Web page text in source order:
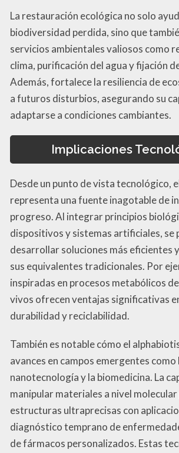
La restauración ecológica no solo
biodiversidad perdida, sino que
servicios ambientales valiosos como
clima, purificación del agua y fijación
Además, fortalece la resiliencia de
a futuros disturbios, asegurando su
adaptarse a condiciones cambiantes.
Implicaciones
Desde un punto de vista tecnológico,
representa una fuente inagotable de
progreso. Al integrar principios
dispositivos y sistemas artificiales, se
desarrollar soluciones más eficientes
sus equivalentes tradicionales. Por
inspiradas en procesos metabólicos
vivos ofrecen ventajas significativas
durabilidad y reciclabilidad.
También es notable cómo el
avances en campos emergentes como
nanotecnología y la biomedicina. La
manipular materiales a nivel
estructuras ultraprecisas con
diagnóstico temprano de
de fármacos personalizados. Estas